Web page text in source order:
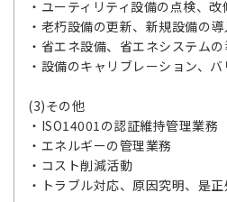
・ユーティリティ設備の点検、改
・老朽設備の更新、新規設備の導
・省エネ設備、省エネシステムの
・設備のキャリブレーション、
(3)その他
・ISO14001の認証維持管理業務
・エネルギーの管理業務
・コスト削減活動
・トラブル対応、原因究明、是正